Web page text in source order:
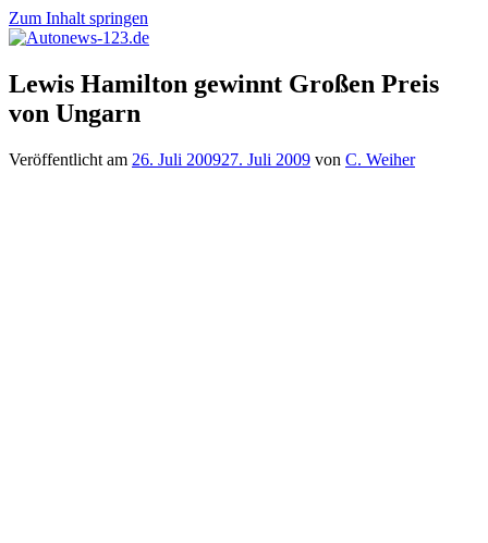
Zum Inhalt springen
Autonews-
123.de
Autonews
mit
Charme
Lewis Hamilton gewinnt Großen Preis
von Ungarn
Veröffentlicht am 26. Juli 200927. Juli 2009 von C. Weiher